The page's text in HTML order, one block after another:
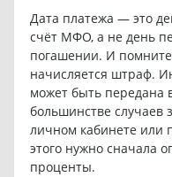
Дата платежа — это
счёт МФО, а не день
погашении. И
начисляется штраф.
может быть передана
большинстве
личном кабинете
этого нужно сначала
проценты.